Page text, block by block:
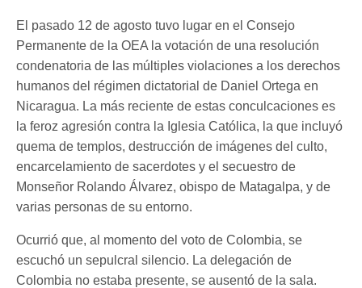
El pasado 12 de agosto tuvo lugar en el Consejo
Permanente de la OEA la votación de una resolución
condenatoria de las múltiples violaciones a los derechos
humanos del régimen dictatorial de Daniel Ortega en
Nicaragua. La más reciente de estas conculcaciones es
la feroz agresión contra la Iglesia Católica, la que incluyó
quema de templos, destrucción de imágenes del culto,
encarcelamiento de sacerdotes y el secuestro de
Monseñor Rolando Álvarez, obispo de Matagalpa, y de
varias personas de su entorno.
Ocurrió que, al momento del voto de Colombia, se
escuchó un sepulcral silencio. La delegación de
Colombia no estaba presente, se ausentó de la sala.